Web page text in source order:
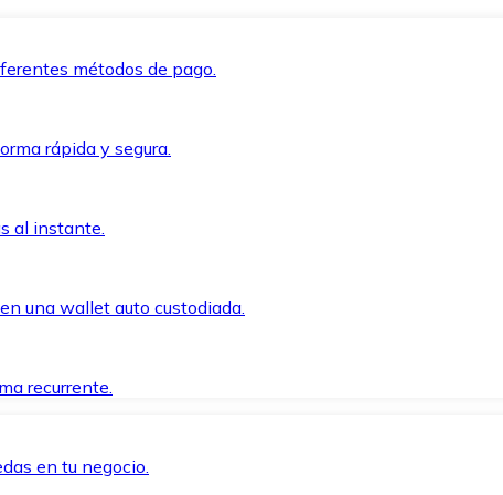
métodos de pago.
rápida y segura.
al instante.
una wallet auto custodiada.
recurrente.
en tu negocio.